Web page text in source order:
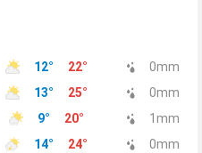
12° 22° 0mm
13° 25° 0mm
9° 20° 1 mm
14° 24° 0mm